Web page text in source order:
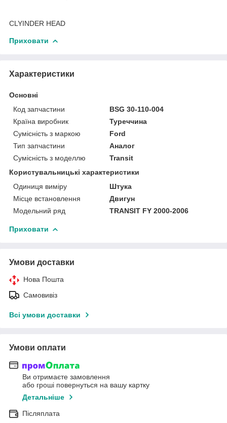
CLYINDER HEAD
Приховати
Характеристики
Основні
Код запчастини
BSG 30-110-004
Країна виробник
Туреччина
Сумісність з маркою
Ford
Тип запчастини
Аналог
Сумісність з моделлю
Transit
Користувальницькі характеристики
Одиниця виміру
Штука
Місце встановлення
Двигун
Модельний ряд
TRANSIT FY 2000-2006
Приховати
Умови доставки
Нова Пошта
Самовивіз
Всі умови доставки
Умови оплати
Ви отримаєте замовлення
або гроші повернуться на вашу картку
Детальніше
Післяплата